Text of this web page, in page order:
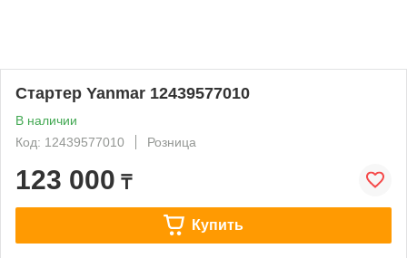
Стартер Yanmar 12439577010
В наличии
Код: 12439577010
Розница
123 000 ₸
Купить